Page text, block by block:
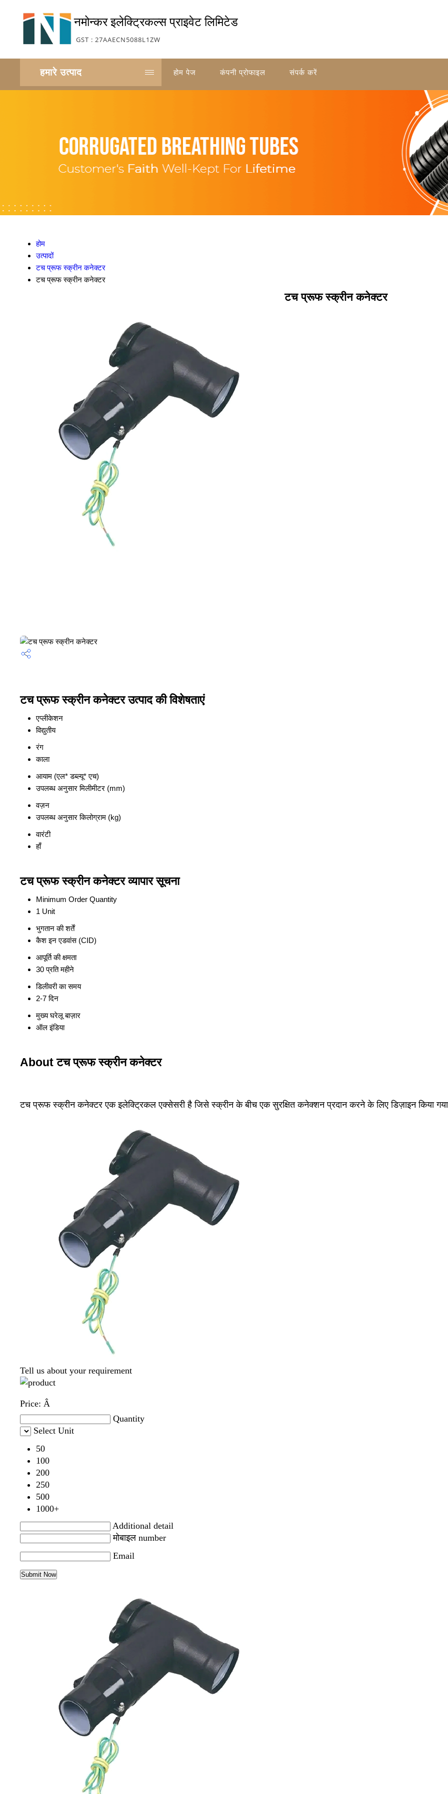
नमोन्कर इलेक्ट्रिकल्स प्राइवेट लिमिटेड
GST : 27AAECN5088L1ZW
हमारे उत्पाद होम पेज कंपनी प्रोफाइल संपर्क करें
होम
उत्पादों
टच प्रूफ स्क्रीन कनेक्टर
टच प्रूफ स्क्रीन कनेक्टर
टच प्रूफ स्क्रीन कनेक्टर
टच प्रूफ स्क्रीन कनेक्टर उत्पाद की विशेषताएं
एप्लीकेशन
विद्युतीय
रंग
काला
आयाम (एल* डब्ल्यू* एच)
उपलब्ध अनुसार मिलीमीटर (mm)
वज़न
उपलब्ध अनुसार किलोग्राम (kg)
वारंटी
हाँ
टच प्रूफ स्क्रीन कनेक्टर व्यापार सूचना
Minimum Order Quantity
1 Unit
भुगतान की शर्तें
कैश इन एडवांस (CID)
आपूर्ति की क्षमता
30 प्रति महीने
डिलीवरी का समय
2-7 दिन
मुख्य घरेलू बाज़ार
ऑल इंडिया
About टच प्रूफ स्क्रीन कनेक्टर
टच प्रूफ स्क्रीन कनेक्टर एक इलेक्ट्रिकल एक्सेसरी है जिसे स्क्रीन के बीच एक सुरक्षित कनेक्शन प्रदान करने के लिए डिज़ाइन किया
Tell us about your requirement
Price: Â
Quantity
Select Unit
50
100
200
250
500
1000+
Additional detail
मोबाइल number
Email